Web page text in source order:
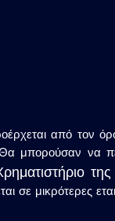
από τον
μπορούσαν να
σε μικρότερες